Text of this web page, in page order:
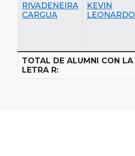
RIVADENEIRA
CARGUA
KEVIN
LEONARDO
TOTAL DE ALUMNI CON LA
LETRA R: